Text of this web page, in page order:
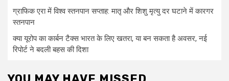
ग्राफिक एरा में विश्व स्तनपान सप्ताह: मातृ और शिशु मृत्यु दर घटाने में कारगर
स्तनपान
क्या यूरोप का कार्बन टैक्स भारत के लिए खतरा, या बन सकता है अवसर, नई
रिपोर्ट ने बदली बहस की दिशा